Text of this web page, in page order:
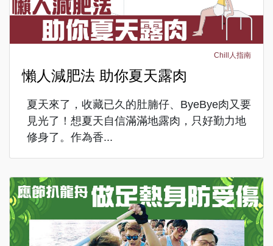
Chill人指南
懶人減肥法 助你夏天露肉
夏天來了，收藏已久的肚腩仔、ByeBye肉又要
見光了！想夏天自信滿滿地露肉，只好勤力地
修身了。作為香...